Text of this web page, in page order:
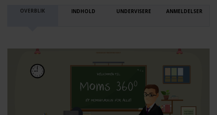
OVERBLIK INDHOLD UNDERVISERE ANMELDELSER